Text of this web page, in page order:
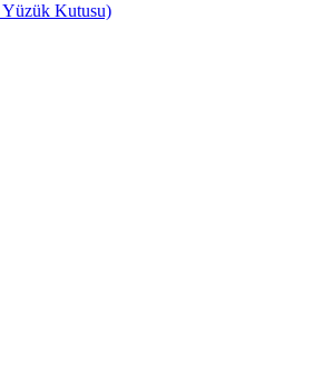
Yüzük Kutusu)